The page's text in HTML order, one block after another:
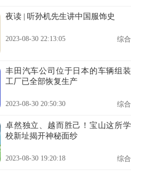
夜读 | 听孙机先生讲中国服饰史
2023-08-30 22:13:05 综合
丰田汽车公司位于日本的车辆组装
工厂已全部恢复生产
2023-08-30 20:50:30 综合
卓然独立、越而胜己！宝山这所学
校新址揭开神秘面纱
2023-08-30 19:20:18 综合